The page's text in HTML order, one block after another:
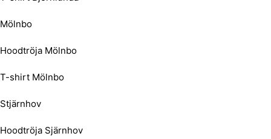
Mölnbo
Hoodtröja Mölnbo
T-shirt Mölnbo
Stjärnhov
Hoodtröja Sjärnhov